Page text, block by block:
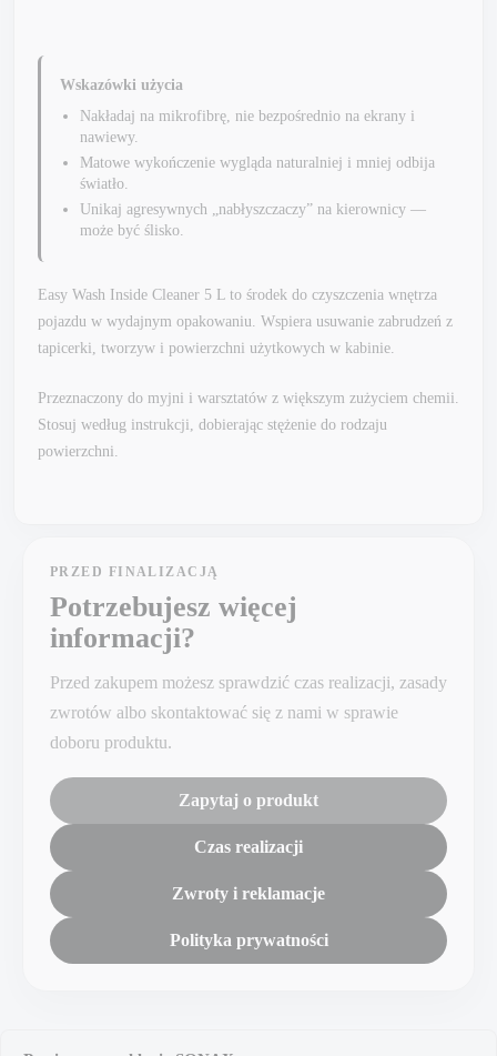
Wskazówki użycia
Nakładaj na mikrofibrę, nie bezpośrednio na ekrany i
nawiewy.
Matowe wykończenie wygląda naturalniej i mniej odbija
światło.
Unikaj agresywnych „nabłyszczaczy” na kierownicy —
może być ślisko.
Easy Wash Inside Cleaner 5 L to środek do czyszczenia wnętrza
pojazdu w wydajnym opakowaniu. Wspiera usuwanie zabrudzeń z
tapicerki, tworzyw i powierzchni użytkowych w kabinie.
Przeznaczony do myjni i warsztatów z większym zużyciem chemii.
Stosuj według instrukcji, dobierając stężenie do rodzaju
powierzchni.
PRZED FINALIZACJĄ
Potrzebujesz więcej
informacji?
Przed zakupem możesz sprawdzić czas realizacji, zasady
zwrotów albo skontaktować się z nami w sprawie
doboru produktu.
Zapytaj o produkt
Czas realizacji
Zwroty i reklamacje
Polityka prywatności